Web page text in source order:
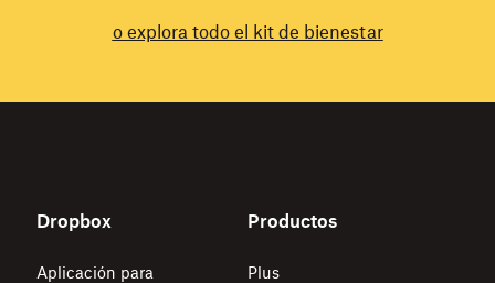
o explora todo el kit de bienestar
Dropbox
Aplicación para
Productos
Plus